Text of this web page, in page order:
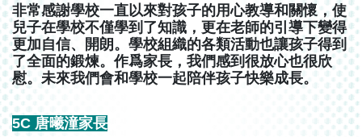
非常感謝學校一直以來對孩子的用心教導和關懷，使
兒子在學校不僅學到了知識，更在老師的引導下變得
更加自信、開朗。學校組織的各類活動也讓孩子得到
了全面的鍛煉。作爲家長，我們感到很放心也很欣
慰。未來我們會和學校一起陪伴孩子快樂成長。
5C 唐曦潼家長